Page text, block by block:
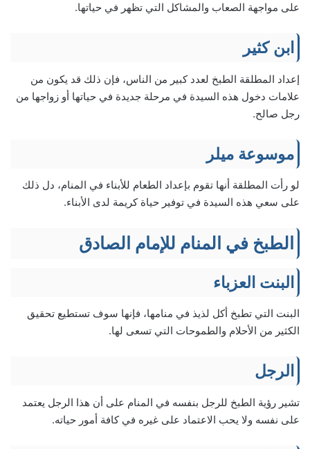
على مواجهة الصعاب والمشاكل التي تظهر في حياتها.
ابن كثير
إعداد المطلقة الطبخ لعدد كبير من الناس، فإن ذلك قد يكون من
علامات دخول هذه السيدة في مرحلة جديدة في حياتها أو زواجها من
رجل صالح.
موسوعة ميلر
لو رأت المطلقة أنها تقوم بإعداد الطعام للأبناء في المنام، دل ذلك
على سعي هذه السيدة في توفير حياة كريمة لدى الأبناء.
الطبخ في المنام للإمام الصادق
البنت العزباء
البنت التي تطبخ أكل لذيذ في منامها، فإنها سوف تستطيع تحقيق
الكثير من الأحلام والطموحات التي تسعى لها.
الرجل
تشير رؤية الطبخ للرجل بنفسه في المنام على أن هذا الرجل يعتمد
على نفسه ولا يحب الاعتماد على غيره في كافة أمور حياته.